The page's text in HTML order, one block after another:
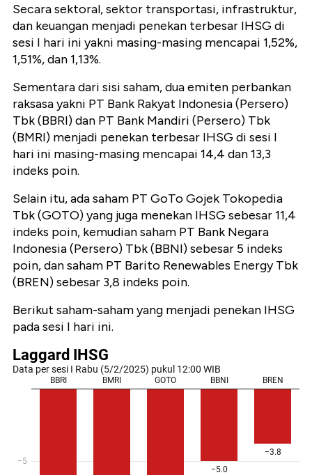
Secara sektoral, sektor transportasi, infrastruktur,
dan keuangan menjadi penekan terbesar IHSG di
sesi I hari ini yakni masing-masing mencapai 1,52%,
1,51%, dan 1,13%.
Sementara dari sisi saham, dua emiten perbankan
raksasa yakni PT Bank Rakyat Indonesia (Persero)
Tbk (BBRI) dan PT Bank Mandiri (Persero) Tbk
(BMRI) menjadi penekan terbesar IHSG di sesi I
hari ini masing-masing mencapai 14,4 dan 13,3
indeks poin.
Selain itu, ada saham PT GoTo Gojek Tokopedia
Tbk (GOTO) yang juga menekan IHSG sebesar 11,4
indeks poin, kemudian saham PT Bank Negara
Indonesia (Persero) Tbk (BBNI) sebesar 5 indeks
poin, dan saham PT Barito Renewables Energy Tbk
(BREN) sebesar 3,8 indeks poin.
Berikut saham-saham yang menjadi penekan IHSG
pada sesi I hari ini.